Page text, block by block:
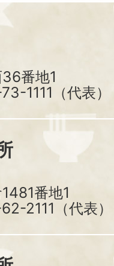
番地1
1111（代表）
番地1
2111（代表）